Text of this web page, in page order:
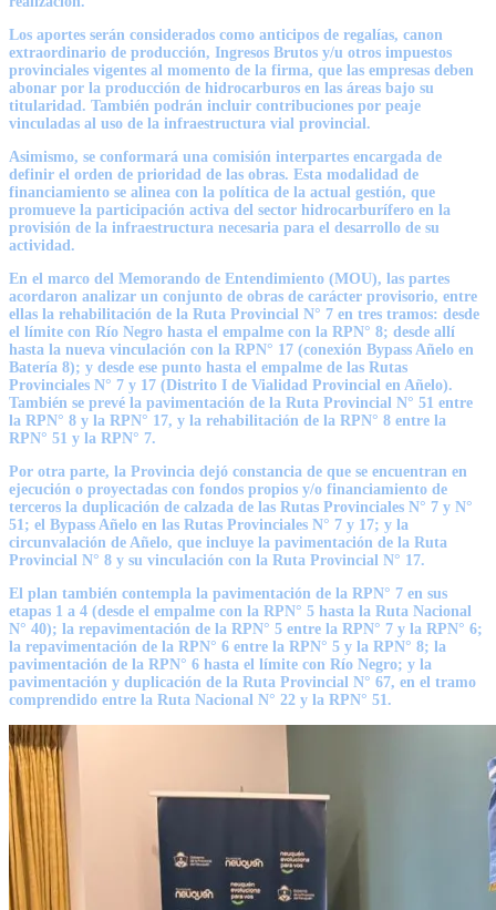
Los aportes serán considerados como anticipos de regalías, canon
extraordinario de producción, Ingresos Brutos y/u otros impuestos
provinciales vigentes al momento de la firma, que las empresas deben
abonar por la producción de hidrocarburos en las áreas bajo su
titularidad. También podrán incluir contribuciones por peaje
vinculadas al uso de la infraestructura vial provincial.
Asimismo, se conformará una comisión interpartes encargada de
definir el orden de prioridad de las obras. Esta modalidad de
financiamiento se alinea con la política de la actual gestión, que
promueve la participación activa del sector hidrocarburífero en la
provisión de la infraestructura necesaria para el desarrollo de su
actividad.
En el marco del Memorando de Entendimiento (MOU), las partes
acordaron analizar un conjunto de obras de carácter provisorio, entre
ellas la rehabilitación de la Ruta Provincial N° 7 en tres tramos: desde
el límite con Río Negro hasta el empalme con la RPN° 8; desde allí
hasta la nueva vinculación con la RPN° 17 (conexión Bypass Añelo en
Batería 8); y desde ese punto hasta el empalme de las Rutas
Provinciales N° 7 y 17 (Distrito I de Vialidad Provincial en Añelo).
También se prevé la pavimentación de la Ruta Provincial N° 51 entre
la RPN° 8 y la RPN° 17, y la rehabilitación de la RPN° 8 entre la
RPN° 51 y la RPN° 7.
Por otra parte, la Provincia dejó constancia de que se encuentran en
ejecución o proyectadas con fondos propios y/o financiamiento de
terceros la duplicación de calzada de las Rutas Provinciales N° 7 y N°
51; el Bypass Añelo en las Rutas Provinciales N° 7 y 17; y la
circunvalación de Añelo, que incluye la pavimentación de la Ruta
Provincial N° 8 y su vinculación con la Ruta Provincial N° 17.
El plan también contempla la pavimentación de la RPN° 7 en sus
etapas 1 a 4 (desde el empalme con la RPN° 5 hasta la Ruta Nacional
N° 40); la repavimentación de la RPN° 5 entre la RPN° 7 y la RPN° 6;
la repavimentación de la RPN° 6 entre la RPN° 5 y la RPN° 8; la
pavimentación de la RPN° 6 hasta el límite con Río Negro; y la
pavimentación y duplicación de la Ruta Provincial N° 67, en el tramo
comprendido entre la Ruta Nacional N° 22 y la RPN° 51.